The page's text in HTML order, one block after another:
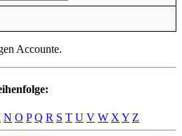
Accounte.
N O P Q R S T U V W X Y Z